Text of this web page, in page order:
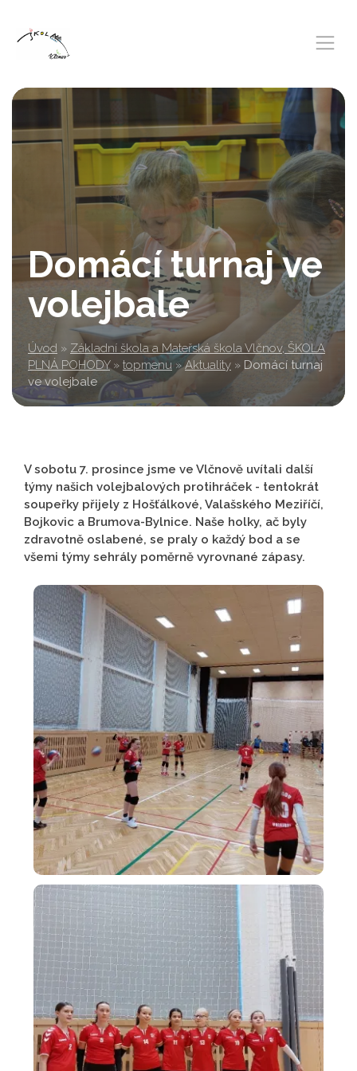
Domácí turnaj ve
volejbale
Úvod » Základní škola a Mateřská škola Vlčnov, ŠKOLA
PLNÁ POHODY » topmenu » Aktuality » Domácí turnaj
ve volejbale
V sobotu 7. prosince jsme ve Vlčnově uvítali další
týmy našich volejbalových protihráček - tentokrát
soupeřky přijely z Hošťálkové, Valašského Meziříčí,
Bojkovic a Brumova-Bylnice. Naše holky, ač byly
zdravotně oslabené, se praly o každý bod a se
všemi týmy sehrály poměrně vyrovnané zápasy.